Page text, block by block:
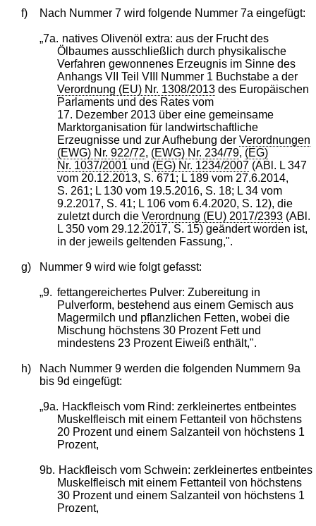
f) Nach Nummer 7 wird folgende Nummer 7a eingefügt:
„7a. natives Olivenöl extra: aus der Frucht des
Ölbaumes ausschließlich durch physikalische
Verfahren gewonnenes Erzeugnis im Sinne des
Anhangs VII Teil VIII Nummer 1 Buchstabe a der
Verordnung (EU) Nr. 1308/2013 des Europäischen
Parlaments und des Rates vom
17. Dezember 2013 über eine gemeinsame
Marktorganisation für landwirtschaftliche
Erzeugnisse und zur Aufhebung derVerordnungen
(EWG) Nr. 922/72, (EWG) Nr. 234/79, (EG)
Nr. 1037/2001 und (EG) Nr. 1234/2007 (ABl. L 347
vom 20.12.2013, S. 671; L 189 vom 27.6.2014,
S. 261; L 130 vom 19.5.2016, S. 18; L 34 vom
9.2.2017, S. 41; L 106 vom 6.4.2020, S. 12), die
zuletzt durch dieVerordnung (EU) 2017/2393 (ABl.
L 350 vom 29.12.2017, S. 15) geändert worden ist,
in der jeweils geltenden Fassung,".
g) Nummer 9 wird wie folgt gefasst:
„9. fettangereichertes Pulver: Zubereitung in
Pulverform, bestehend aus einem Gemisch aus
Magermilch und pflanzlichen Fetten, wobei die
Mischung höchstens 30 Prozent Fett und
mindestens 23 Prozent Eiweiß enthält,".
h)
Nach Nummer 9 werden die folgenden Nummern 9a
bis 9d eingefügt:
„9a. Hackfleisch vom Rind: zerkleinertes entbeintes
Muskelfleisch mit einem Fettanteil von höchstens
20 Prozent und einem Salzanteil von höchstens 1
Prozent,
9b. Hackfleisch vom Schwein: zerkleinertes entbeintes
Muskelfleisch mit einem Fettanteil von höchstens
30 Prozent und einem Salzanteil von höchstens 1
Prozent,